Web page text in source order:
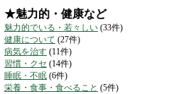
★魅力的・健康など
魅力的でいる・若々しい (33件)
健康について (27件)
病気を治す (11件)
習慣・クセ (14件)
睡眠・不眠 (6件)
栄養・食事・食べること (5件)